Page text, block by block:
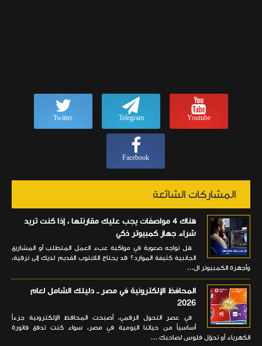
Youtube
Telegram
Twitter
Facebook
المشاركات الشائعة
هناك 4 مواصفات يجب عليك مقارنتها ، إذا كنت تريد
شراء جهاز كمبيوتر ذكي
هل تواجه صعوبة في مواكبة عبء العمل المتطلب أو المشاريع
الجانبية كثيفة الموارد؟ قد يحتاج اللابتوب القديم لديك إلى ترقية،
وأجهزة الكمبيوتر ال...
المحافظ الإلكترونية في مصر ــ دليلك الشامل لعام
2026
في عصر التحول الرقمي، أصبحت المحافظ الإلكترونية جزءاً
أساسياً من حياتنا اليومية في مصر، سواء كنت تدفع فاتورة
الكهرباء أو تحوّل فلوس لصاحبك ...